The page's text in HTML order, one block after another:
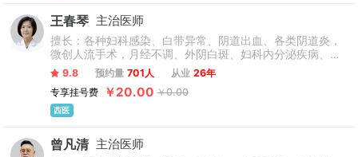
王春琴 主治医师
擅长：各种妇科感染、白带异常、阴道出血、各类阴道炎，
微创人流手术，月经不调、外阴白斑、妇科内分泌疾病、急/
慢性宫颈炎、急/慢性盆腔炎症等顽固性妇科疾病；更年期常
见疾病以及女性私密抗衰（淡色、紧致、年轻化管理）等。
9.8 预约量 701人 从业 26年
专享挂号费
￥20.00 ￥0.00
西医
曾凡清 主治医师